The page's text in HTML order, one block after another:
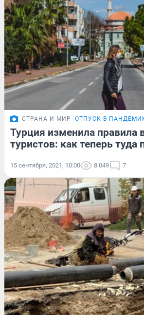
СТРАНА И МИР ОТПУСК В
Турция изменила правила
туристов: как теперь туда
15 сентября, 2021, 10:00 8 049 7